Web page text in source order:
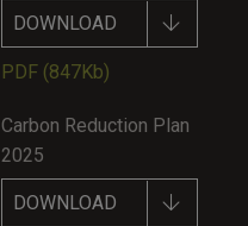
DOWNLOAD
PDF (847Kb)
Carbon Reduction Plan
2025
DOWNLOAD